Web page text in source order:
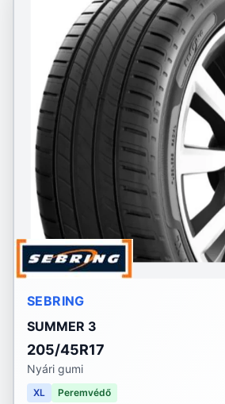
SEBRING
SUMMER 3
205/45R17
Nyári gumi
XL Peremvédő